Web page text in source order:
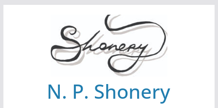
N. P. Shonery